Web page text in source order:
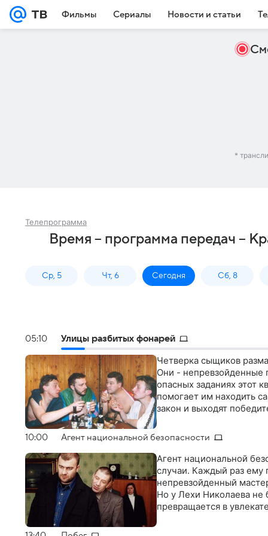
Фильмы Сериалы Новости и статьи
*
Телепрограмма
Время – программа передач –
Ср, 5 Чт, 6 Сегодня Сб, 8
05:10 Улицы разбитых фонарей
Четверка сыщиков
Они - непревзойденные
опасных заданиях этот
помогает им находить
закон и выходят
10:00 Агент национальной безопасности
Агент национальной
случаи. Каждый раз ему
непревзойденный
Но у Лехи Николаева не
превращается в